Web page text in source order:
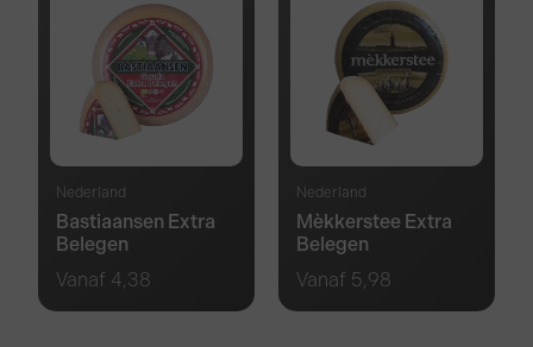
Nederland
Bastiaansen Extra
Belegen
Vanaf 4,38
Nederland
Mèkkerstee Extra
Belegen
Vanaf 5,98